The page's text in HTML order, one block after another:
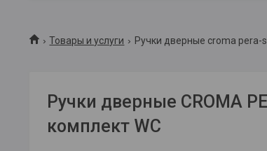
Товары и услуги Ручки дверные croma pera-
Ручки дверные CROMA
комплект WC